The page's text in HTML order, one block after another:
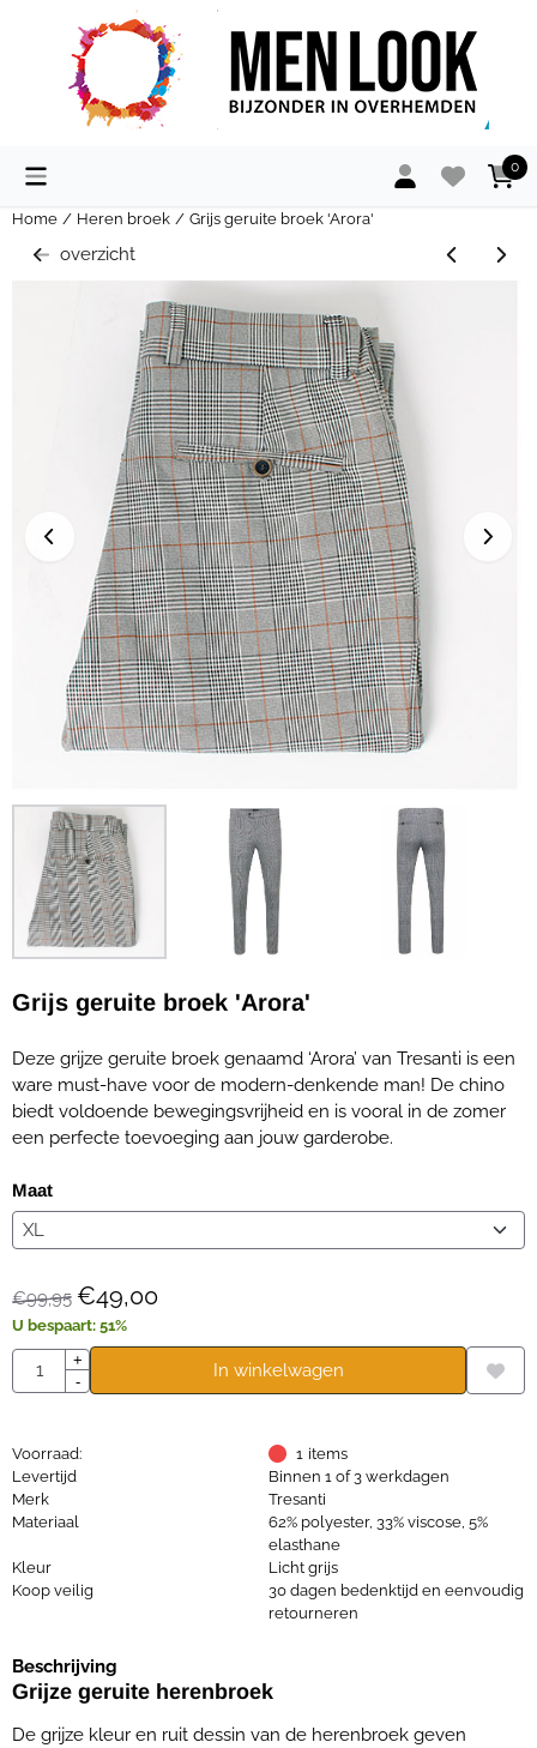
Cookievoorkeuren zijn momenteel gesloten.
0
Home / Heren broek / Grijs geruite broek 'Arora'
overzicht
Grijs geruite broek 'Arora'
Deze grijze geruite broek genaamd ‘Arora’ van Tresanti is een
ware must-have voor de modern-denkende man! De chino
biedt voldoende bewegingsvrijheid en is vooral in de zomer
een perfecte toevoeging aan jouw garderobe.
Maat
€99,95 €49,00
U bespaart: 51%
Aantal
+
-
In winkelwagen
Voorraad: 1 items
Levertijd
Binnen 1 of 3 werkdagen
Merk
Tresanti
Materiaal
62% polyester, 33% viscose, 5%
elasthane
Kleur
Licht grijs
Koop veilig
30 dagen bedenktijd en eenvoudig
retourneren
Beschrijving
Grijze geruite herenbroek
De grijze kleur en ruit dessin van de herenbroek geven